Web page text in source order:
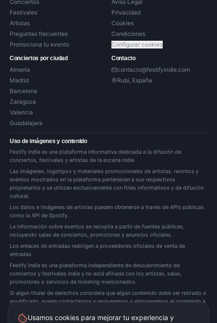
Conciertos
Festivales
Artistas
Preguntas frecuentes
Promociona tu evento
Aviso Legal
Privacidad
Cookies
Condiciones
Configurar cookies
Conciertos por ciudad
Almería
Madrid
Barcelona
Zaragoza
Valencia
Guadalajara
Contacto
contacto@festifyindie.com
Rubí, España
Uso de imágenes y contenido
Festify Indie es una plataforma informativa dedicada a la difusión de
conciertos, festivales y artistas de la escena indie.
Las imágenes, logotipos y materiales promocionales de artistas, recintos y
eventos mostrados en la plataforma pertenecen a sus respectivos
propietarios y se utilizan exclusivamente con fines informativos y de difusión
cultural.
Los datos e imágenes de artistas pueden obtenerse a través de APIs públicas
como la API de Spotify.
La información sobre eventos se recopila a partir de fuentes públicas,
incluyendo salas de conciertos, promotores y anuncios oficiales.
Los enlaces de entradas redirigen a proveedores oficiales de venta de
entradas.
Festify Indie es una plataforma independiente de descubrimiento de
conciertos y festivales indie y no está afiliada con los artistas, salas,
promotores o servicios de ticketing mencionados.
Si algún titular de derechos considera que algún contenido debe ser retirado o
modificado, puede contactarnos y revisaremos o eliminaremos el contenido a
Usamos cookies para mejorar tu experiencia y